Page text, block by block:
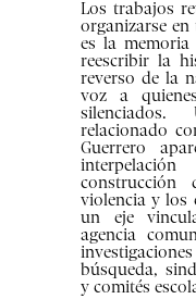
Los trabajos
organizarse en
es la memoria
reescribir la
reverso de la
voz a
relacionado
Guerrero
violencia y los
un eje
agencia
búsqueda,
y comités